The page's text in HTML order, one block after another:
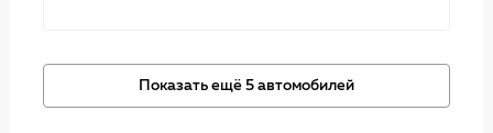
Показать ещё 5 автомобилей